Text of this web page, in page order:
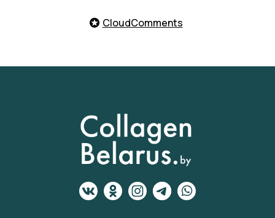
CloudComments